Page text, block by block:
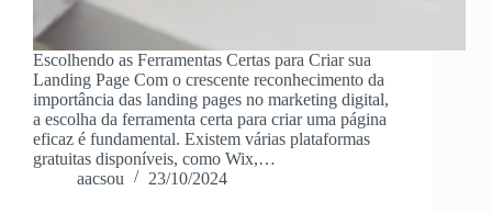
Escolhendo as Ferramentas Certas para Criar sua
Landing Page Com o crescente reconhecimento da
importância das landing pages no marketing digital,
a escolha da ferramenta certa para criar uma página
eficaz é fundamental. Existem várias plataformas
gratuitas disponíveis, como Wix,…
aacsou
23/10/2024